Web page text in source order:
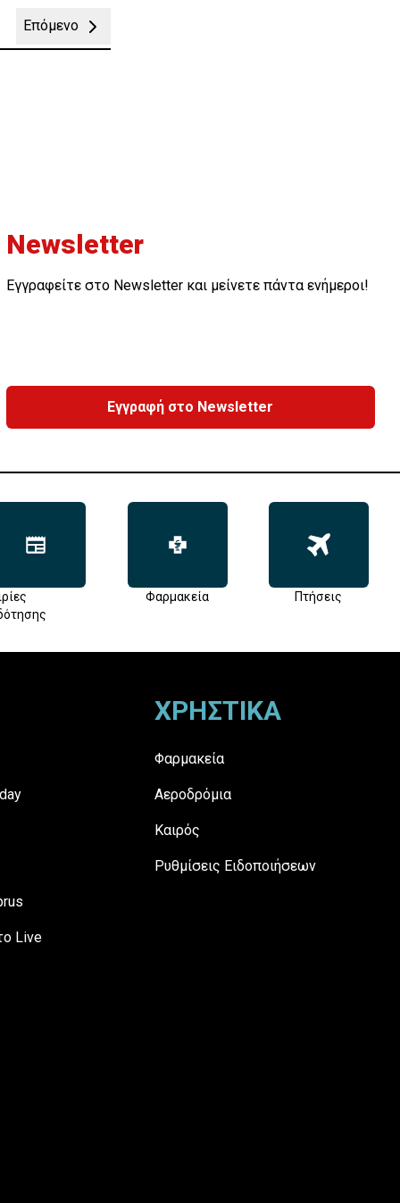
Επόμενο
Newsletter
Εγγραφείτε στο Newsletter και μείνετε πάντα ενήμεροι!
Εγγραφή στο Newsletter
Φαρμακεία Πτήσεις
Live
ΧΡΗΣΤΙΚΑ
Φαρμακεία
Αεροδρόμια
Καιρός
Ρυθμίσεις Ειδοποιήσεων